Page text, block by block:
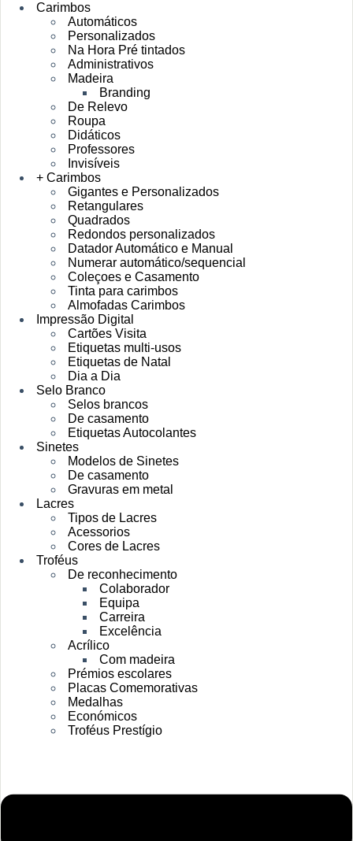
Carimbos
Automáticos
Personalizados
Na Hora Pré tintados
Administrativos
Madeira
Branding
De Relevo
Roupa
Didáticos
Professores
Invisíveis
+ Carimbos
Gigantes e Personalizados
Retangulares
Quadrados
Redondos personalizados
Datador Automático e Manual
Numerar automático/sequencial
Coleçoes e Casamento
Tinta para carimbos
Almofadas Carimbos
Impressão Digital
Cartões Visita
Etiquetas multi-usos
Etiquetas de Natal
Dia a Dia
Selo Branco
Selos brancos
De casamento
Etiquetas Autocolantes
Sinetes
Modelos de Sinetes
De casamento
Gravuras em metal
Lacres
Tipos de Lacres
Acessorios
Cores de Lacres
Troféus
De reconhecimento
Colaborador
Equipa
Carreira
Excelência
Acrílico
Com madeira
Prémios escolares
Placas Comemorativas
Medalhas
Económicos
Troféus Prestígio